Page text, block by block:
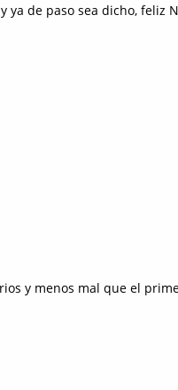
ya de paso sea dicho, feliz
y menos mal que el